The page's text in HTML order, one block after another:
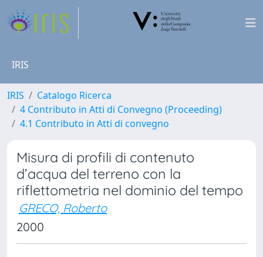
IRIS
IRIS
Catalogo Ricerca
4 Contributo in Atti di Convegno (Proceeding)
4.1 Contributo in Atti di convegno
Misura di profili di contenuto
d’acqua del terreno con la
riflettometria nel dominio del tempo
GRECO, Roberto
2000